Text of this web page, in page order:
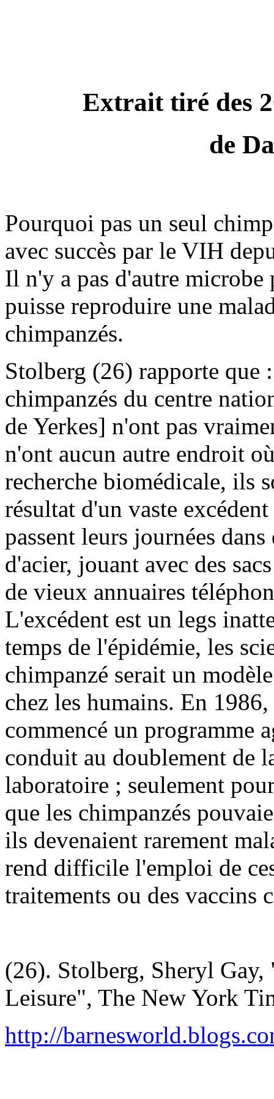
Extrait tiré des
de
Pourquoi pas un seul
avec succès par le VIH
Il n'y a pas d'autre
puisse reproduire une
chimpanzés.
Stolberg (26) rapporte que
chimpanzés du centre
de Yerkes] n'ont pas
n'ont aucun autre endroit
recherche biomédicale, ils
résultat d'un vaste
passent leurs journées
d'acier, jouant avec des
de vieux annuaires
L'excédent est un legs
temps de l'épidémie, les
chimpanzé serait un
chez les humains. En
commencé un programme
conduit au doublement de
laboratoire ; seulement
que les chimpanzés
ils devenaient rarement
rend difficile l'emploi de
traitements ou des vaccins
(26). Stolberg, Sheryl
Leisure", The New York
http://